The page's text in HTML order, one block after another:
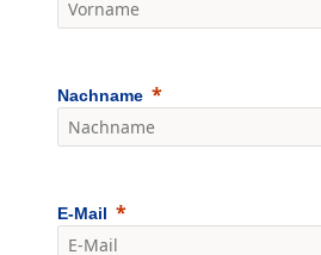
Nachname
E-Mail